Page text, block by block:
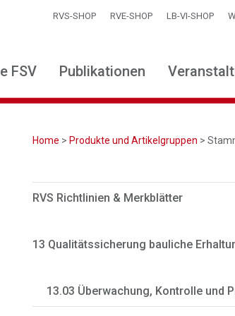
RVS-SHOP RVE-SHOP LB-VI-SHOP
FSV Publikationen
Home > Produkte und Artikelgruppen >
RVS Richtlinien & Merkblätter
13 Qualitätssicherung bauliche
13.03 Überwachung, Kontrolle und